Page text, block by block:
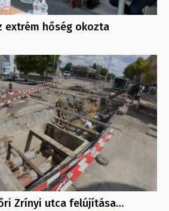
extrém hőség okozta
Zrínyi utca felújítása…